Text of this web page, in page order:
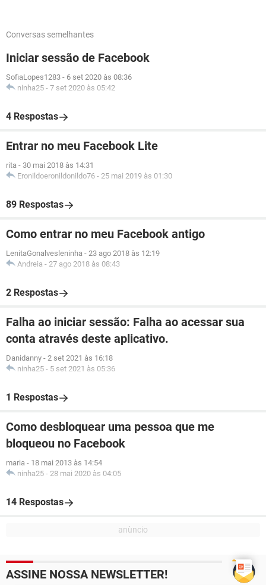
Conversas semelhantes
Iniciar sessão de Facebook
SofiaLopes1283 - 6 set 2020 às 08:36
ninha25 - 7 set 2020 às 05:42
4 Respostas
Entrar no meu Facebook Lite
rita - 30 mai 2018 às 14:31
Eronildoeronildonildo76 - 25 mai 2019 às 01:30
89 Respostas
Como entrar no meu Facebook antigo
LenitaGonalvesleninha - 23 ago 2018 às 12:19
Andreia - 27 ago 2018 às 08:43
2 Respostas
Falha ao iniciar sessão: Falha ao acessar sua
conta através deste aplicativo.
Danidanny - 2 set 2021 às 16:18
ninha25 - 5 set 2021 às 05:36
1 Respostas
Como desbloquear uma pessoa que me
bloqueou no Facebook
maria - 18 mai 2013 às 14:54
ninha25 - 28 mai 2020 às 04:05
14 Respostas
ASSINE NOSSA NEWSLETTER!